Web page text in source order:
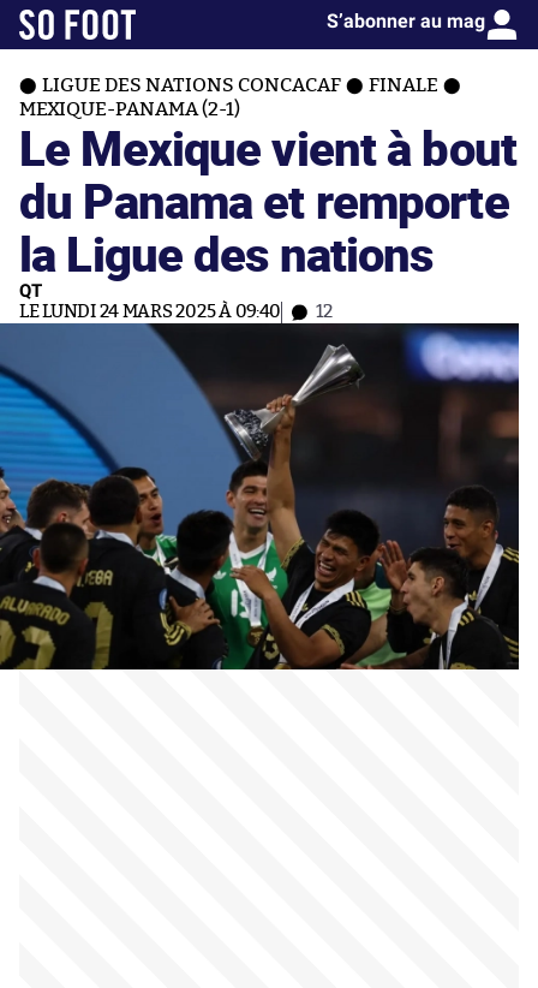
S’abonner au mag
LIGUE DES NATIONS CONCACAF
FINALE
MEXIQUE-PANAMA (2-1)
Le Mexique vient à bout
du Panama et remporte
la Ligue des nations
QT
LE LUNDI 24 MARS 2025 À 09:40 12